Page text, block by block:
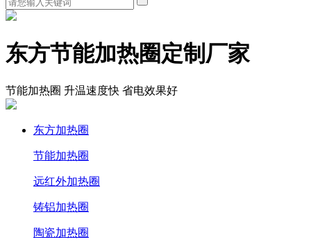
东方节能加热圈定制厂家
节能加热圈 升温速度快 省电效果好
东方加热圈
节能加热圈
远红外加热圈
铸铝加热圈
陶瓷加热圈